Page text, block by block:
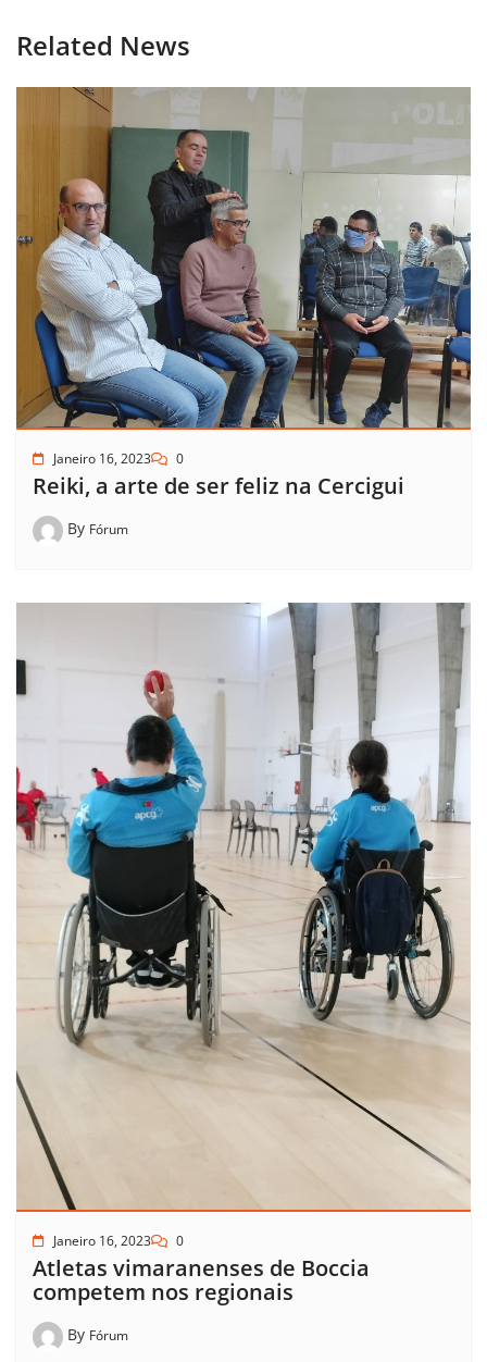
Related News
Janeiro 16, 2023 0
Reiki, a arte de ser feliz na Cercigui
By Fórum
Janeiro 16, 2023 0
Atletas vimaranenses de Boccia
competem nos regionais
By Fórum